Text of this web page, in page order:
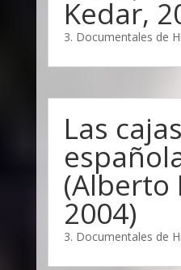
Kedar,
3. Documentales de
Las cajas
(Alberto
2004)
3. Documentales de